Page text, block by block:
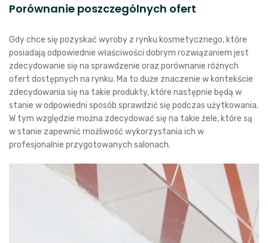
Porównanie poszczególnych ofert
Gdy chce się pozyskać wyroby z rynku kosmetycznego, które
posiadają odpowiednie właściwości dobrym rozwiązaniem jest
zdecydowanie się na sprawdzenie oraz porównanie różnych
ofert dostępnych na rynku. Ma to duże znaczenie w kontekście
zdecydowania się na takie produkty, które następnie będą w
stanie w odpowiedni sposób sprawdzić się podczas użytkowania.
W tym względzie można zdecydować się na takie żele, które są
w stanie zapewnić możliwość wykorzystania ich w
profesjonalnie przygotowanych salonach.